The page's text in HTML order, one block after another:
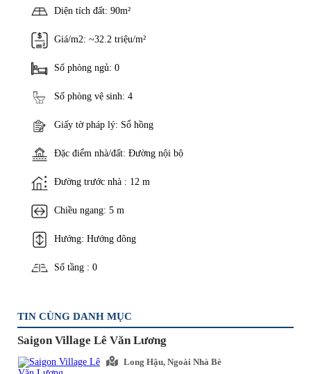
Diện tích đất: 90m²
Giá/m2: ~32.2 triệu/m²
Số phòng ngủ: 0
Số phòng vệ sinh: 4
Giấy tờ pháp lý: Sổ hồng
Đặc điểm nhà/đất: Đường nội bộ
Đường trước nhà : 12 m
Chiều ngang: 5 m
Hướng: Hướng đông
Số tầng : 0
TIN CÙNG DANH MỤC
Saigon Village Lê Văn Lương
Long Hậu, Ngoài Nhà Bè